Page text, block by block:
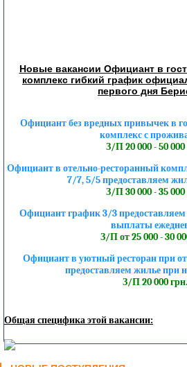
Новые вакансии Официант в
комплекс гибкий график
первого дня
Официант без вредных привычек в
комплекс с
З/П 20 000 - 50 000
Официант в отельно-ресторанный
7/7, 5/5 предоставляем
З/П 30 000 - 35 000
Официант график 3/3
выплаты
З/П от 25 000 - 30
Официант в уютный ресторан при
предоставляем жилье при
З/П 20 000 грн.
Общая специфика этой вакансии: